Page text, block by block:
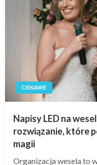
CIEKAWE
Napisy LED na
rozwiązanie, które
magii
Organizacja wesela to